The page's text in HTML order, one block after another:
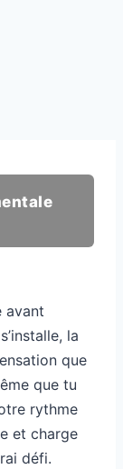
avant
la
que
que tu
rythme
et charge
défi.